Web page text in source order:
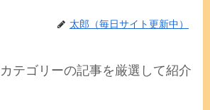
太郎（毎日サイト更新中）
テゴリーの記事を厳選して紹介